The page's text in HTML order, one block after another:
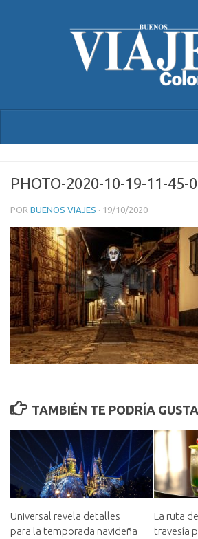
PHOTO-2020-10-19-11-45-
POR BUENOS VIAJES · 19/10/2020
TAMBIÉN TE PODRÍA
Universal revela detalles
para la temporada navideña
La ruta
travesía